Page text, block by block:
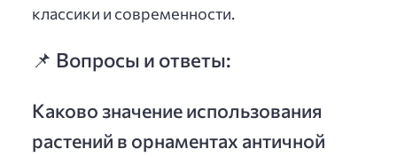
классики и современности.
📌 Вопросы и ответы:
Каково значение использования
растений в орнаментах античной